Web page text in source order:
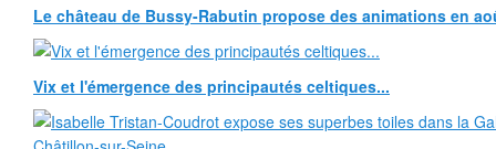
Le château de Bussy-Rabutin propose des animations en
Vix et l'émergence des principautés celtiques...